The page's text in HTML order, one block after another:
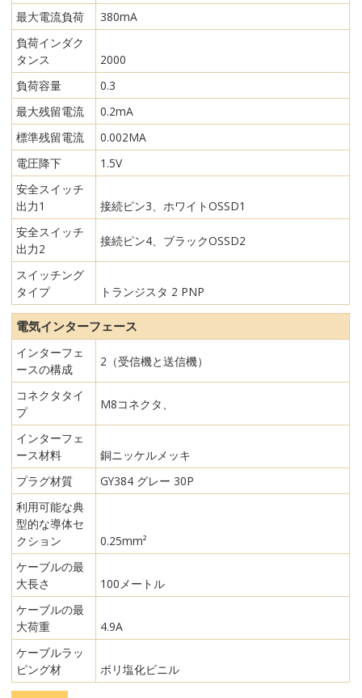
最大電流負荷
380mA
負荷インダク
タンス
2000
負荷容量
0.3
最大残留電流
0.2mA
標準残留電流
0.002MA
電圧降下
1.5V
安全スイッチ
出力1
接続ピン3、ホワイトOSSD1
安全スイッチ
出力2
接続ピン4、ブラックOSSD2
スイッチング
タイプ
トランジスタ 2 PNP
電気インターフェース
インターフェ
ースの構成
2（受信機と送信機）
コネクタタイ
プ
M8コネクタ、
インターフェ
ース材料
銅ニッケルメッキ
プラグ材質
GY384 グレー 30P
利用可能な典
型的な導体セ
クション
0.25mm²
ケーブルの最
大長さ
100メートル
ケーブルの最
大荷重
4.9A
ケーブルラッ
ピング材
ポリ塩化ビニル